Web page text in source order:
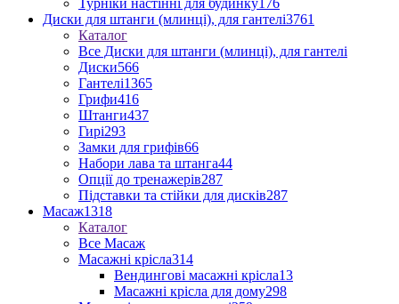
Турніки настінні для будинку176
Диски для штанги (млинці), для гантелі3761
Каталог
Все Диски для штанги (млинці), для гантелі
Диски566
Гантелі1365
Грифи416
Штанги437
Гирі293
Замки для грифів66
Набори лава та штанга44
Опції до тренажерів287
Підставки та стійки для дисків287
Масаж1318
Каталог
Все Масаж
Масажні крісла314
Вендингові масажні крісла13
Масажні крісла для дому298